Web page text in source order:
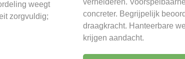
weegt
zorgvuldig;
verhelderen.
concreter. Begrijpelijk
draagkracht. Hanteerbare
krijgen aandacht.